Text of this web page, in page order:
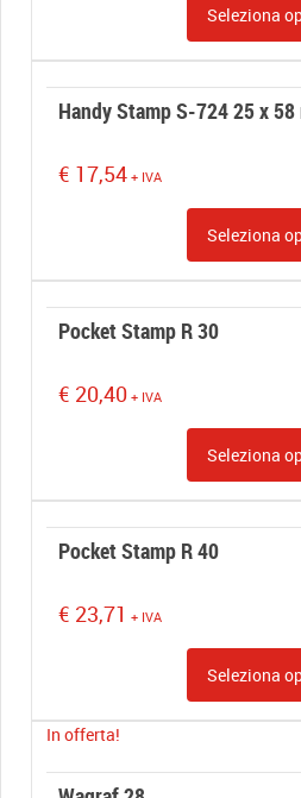
Seleziona
Handy Stamp S-724 25 x 58
€ 17,54 + IVA
Seleziona
Pocket Stamp R 30
€ 20,40 + IVA
Seleziona
Pocket Stamp R 40
€ 23,71 + IVA
Seleziona
In offerta!